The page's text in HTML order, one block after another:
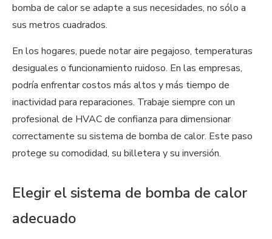
bomba de calor se adapte a sus necesidades, no sólo a
sus metros cuadrados.
En los hogares, puede notar aire pegajoso, temperaturas
desiguales o funcionamiento ruidoso. En las empresas,
podría enfrentar costos más altos y más tiempo de
inactividad para reparaciones. Trabaje siempre con un
profesional de HVAC de confianza para dimensionar
correctamente su sistema de bomba de calor. Este paso
protege su comodidad, su billetera y su inversión.
Elegir el sistema de bomba de calor
adecuado